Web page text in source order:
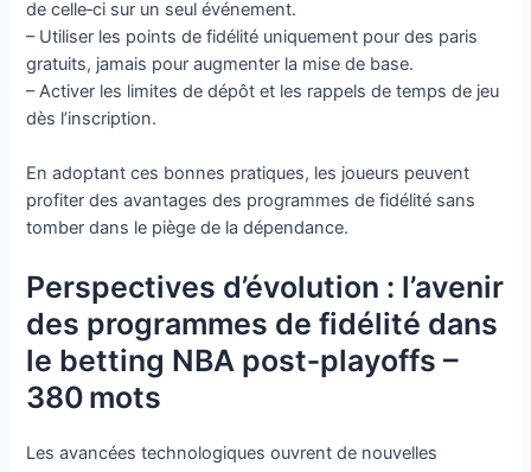
de celle‑ci sur un seul événement.
– Utiliser les points de fidélité uniquement pour des paris
gratuits, jamais pour augmenter la mise de base.
– Activer les limites de dépôt et les rappels de temps de jeu
dès l’inscription.
En adoptant ces bonnes pratiques, les joueurs peuvent
profiter des avantages des programmes de fidélité sans
tomber dans le piège de la dépendance.
Perspectives d’évolution : l’avenir
des programmes de fidélité dans
le betting NBA post‑playoffs –
380 mots
Les avancées technologiques ouvrent de nouvelles